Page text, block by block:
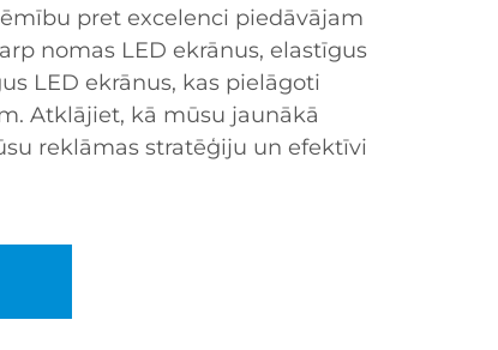
pret excelenci piedāvājam
nomas LED ekrānus, elastīgus
LED ekrānus, kas pielāgoti
Atklājiet, kā mūsu jaunākā
reklāmas stratēģiju un efektīvi